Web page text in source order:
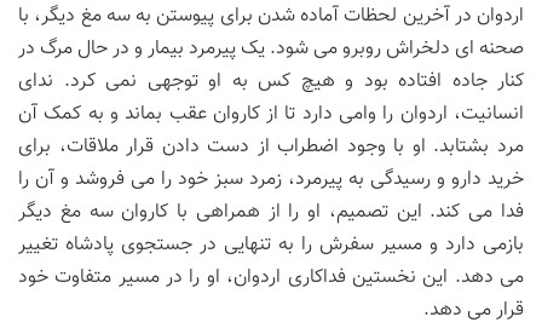
اردوان در آخرین لحظات آماده شدن برای پیوستن به سه مغ دیگر، با
صحنه ای دلخراش روبرو می شود. یک پیرمرد بیمار و در حال مرگ در
کنار جاده افتاده بود و هیچ کس به او توجهی نمی کرد. ندای
انسانیت، اردوان را وامی دارد تا از کاروان عقب بماند و به کمک آن
مرد بشتابد. او با وجود اضطراب از دست دادن قرار ملاقات، برای
خرید دارو و رسیدگی به پیرمرد، زمرد سبز خود را می فروشد و آن را
فدا می کند. این تصمیم، او را از همراهی با کاروان سه مغ دیگر
بازمی دارد و مسیر سفرش را به تنهایی در جستجوی پادشاه تغییر
می دهد. این نخستین فداکاری اردوان، او را در مسیر متفاوت خود
قرار می دهد.